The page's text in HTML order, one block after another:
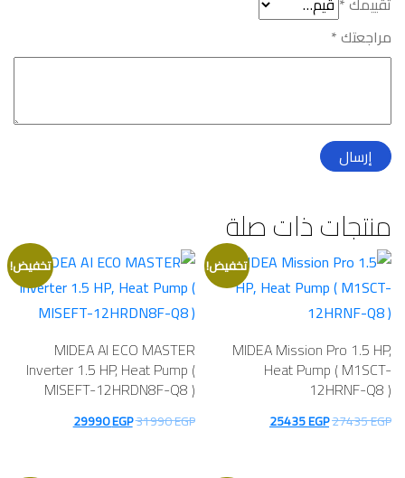
مراجعتك*
منتجات ذات صلة
تخفيض!
MIDEA Mission Pro 1.5 HP,
Heat Pump ( M1SCT-
12HRNF-Q8 )
27435EGP
السعر25435EGP
تخفيض!
MIDEA AI ECO MASTER
Inverter 1.5 HP, Heat Pump (
MISEFT-12HRDN8F-Q8 )
31990EGP
السعر29990EGP